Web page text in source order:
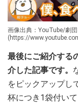
画像出典：YouTube/劇
(https://
最後にご紹介する
介した記事です。
をピックアップし
杯につき1袋付い